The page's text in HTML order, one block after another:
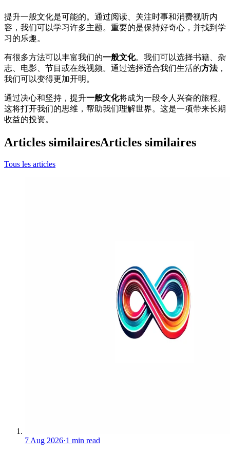
提升一般文化是可能的。通过阅读、关注时事和消费视听内
容，我们可以学习许多主题。重要的是保持好奇心，并找到学
习的乐趣。
有很多方法可以丰富我们的一般文化。我们可以选择书籍、杂
志、电影、节目或在线视频。通过选择适合我们生活的方法，
我们可以变得更加开明。
通过决心和坚持，提升一般文化将成为一段令人兴奋的旅程。
这将打开我们的思维，帮助我们理解世界。这是一项带来长期
收益的投资。
Articles similairesArticles similaires
Tous les articles
7 Aug 2026·1 min read